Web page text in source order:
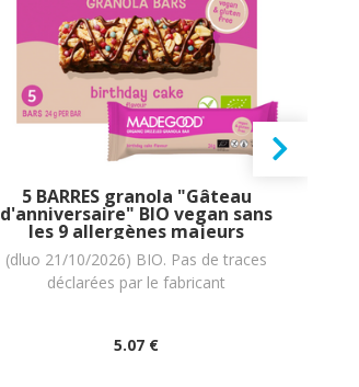
5 BARRES granola "Gâteau
d'anniversaire" BIO vegan sans
les 9 allergènes majeurs
MadeGood : (5x24g) = 120
grammes
(dluo 21/10/2026) BIO. Pas de traces
déclarées par le fabricant
5.07 €